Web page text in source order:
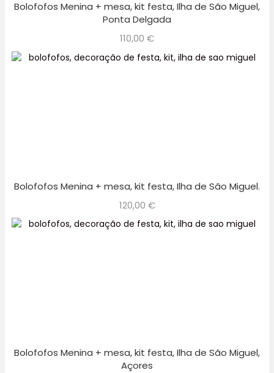
Bolofofos Menina + mesa, kit festa, Ilha de São Miguel,
Ponta Delgada
110,00 €
Bolofofos Menina + mesa, kit festa, Ilha de São Miguel.
120,00 €
Bolofofos Menina + mesa, kit festa, Ilha de São Miguel,
Açores